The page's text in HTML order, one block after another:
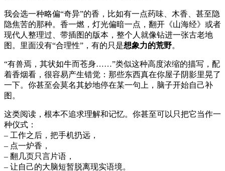
我会选一种略偏“奇异”的香，比如有一点药味、木香、甚至隐
隐焦苦的那种。香一燃，灯光偏暗一点，翻开《山海经》或者
现代人整理过、带插图的版本，整个人就像钻进一张古老地
图。里面没有“合理性”，有的只是想象力的荒野。
“有兽焉，其状如牛而苍身……”类似这种高度浓缩的描写，配
着香烟看，很容易产生错觉：那些东西真在你屋子阴影里晃了
一下。你甚至会莫名其妙地停在某一句上，脑子开始自己补
图。
这类阅读，根本不追求理解和记忆。你甚至可以只把它当作一
种仪式：
– 工作之后，把手机扔远，
– 点一炉香，
– 翻几页只言片语，
– 让自己的大脑短暂脱离现实语境。